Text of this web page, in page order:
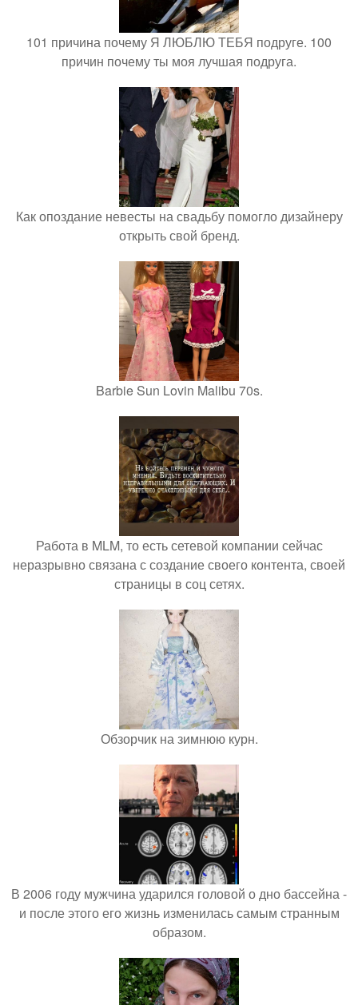
101 причина почему Я ЛЮБЛЮ ТЕБЯ подруге. 100
причин почему ты моя лучшая подруга.
Как опоздание невесты на свадьбу помогло дизайнеру
открыть свой бренд.
Barbie Sun Lovin Malibu 70s.
Работа в MLM, то есть сетевой компании сейчас
неразрывно связана с создание своего контента, своей
страницы в соц сетях.
Обзорчик на зимнюю курн.
В 2006 году мужчина ударился головой о дно бассейна -
и после этого его жизнь изменилась самым странным
образом.